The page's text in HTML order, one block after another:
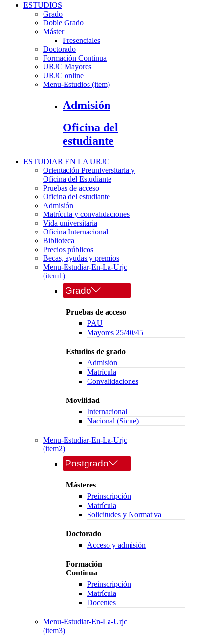
ESTUDIOS
Grado
Doble Grado
Máster
Presenciales
Doctorado
Formación Continua
URJC Mayores
URJC online
Menu-Estudios (item)
Admisión
Oficina del
estudiante
ESTUDIAR EN LA URJC
Orientación Preuniversitaria y
Oficina del Estudiante
Pruebas de acceso
Oficina del estudiante
Admisión
Matrícula y convalidaciones
Vida universitaria
Oficina Internacional
Biblioteca
Precios públicos
Becas, ayudas y premios
Menu-Estudiar-En-La-Urjc
(item1)
Grado
Pruebas de acceso
PAU
Mayores 25/40/45
Estudios de grado
Admisión
Matrícula
Convalidaciones
Movilidad
Internacional
Nacional (Sicue)
Menu-Estudiar-En-La-Urjc
(item2)
Postgrado
Másteres
Preinscripción
Matrícula
Solicitudes y Normativa
Doctorado
Acceso y admisión
Formación
Continua
Preinscripción
Matrícula
Docentes
Menu-Estudiar-En-La-Urjc
(item3)